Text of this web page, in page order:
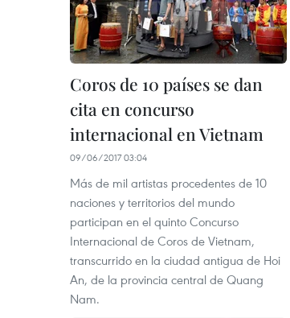
Coros de 10 países se dan
cita en concurso
internacional en Vietnam
09/06/2017 03:04
Más de mil artistas procedentes de 10
naciones y territorios del mundo
participan en el quinto Concurso
Internacional de Coros de Vietnam,
transcurrido en la ciudad antigua de Hoi
An, de la provincia central de Quang
Nam.